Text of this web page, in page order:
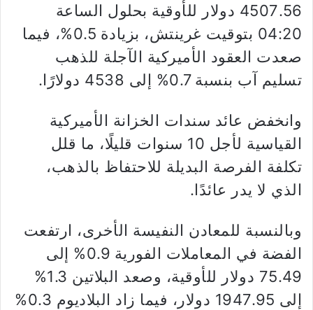
4507.56 دولار للأوقية بحلول الساعة
04:20 بتوقيت غرينتش، بزيادة 0.5%، فيما
صعدت العقود الأميركية الآجلة للذهب
تسليم آب بنسبة 0.7% إلى 4538 دولارًا.
وانخفض عائد سندات الخزانة الأميركية
القياسية لأجل 10 سنوات قليلًا، ما قلل
تكلفة الفرصة البديلة للاحتفاظ بالذهب،
الذي لا يدر عائدًا.
وبالنسبة للمعادن النفيسة الأخرى، ارتفعت
الفضة في المعاملات الفورية 0.9% إلى
75.49 دولار للأوقية، وصعد البلاتين 1.3%
إلى 1947.95 دولار، فيما زاد البلاديوم 0.3%